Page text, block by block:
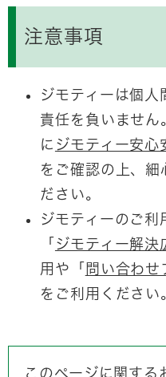
注意事項
ジモティーは個人
責任を負いません
に ジモティー安心
をご確認の上、細
ださい。
ジモティーのご利
「 ジモティー解決
用や「 問い合わせ
をご利用ください
このページに関する